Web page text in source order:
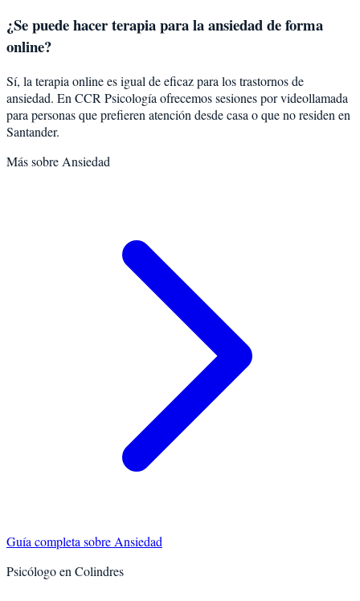
¿Se puede hacer terapia para la ansiedad de forma
online?
Sí, la terapia online es igual de eficaz para los trastornos de
ansiedad. En CCR Psicología ofrecemos sesiones por videollamada
para personas que prefieren atención desde casa o que no residen en
Santander.
Más sobre Ansiedad
Guía completa sobre Ansiedad
Psicólogo en Colindres